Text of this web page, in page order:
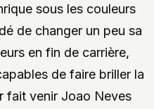
sous les couleurs
de changer un peu sa
en fin de carrière,
de faire briller la
fait venir Joao Neves